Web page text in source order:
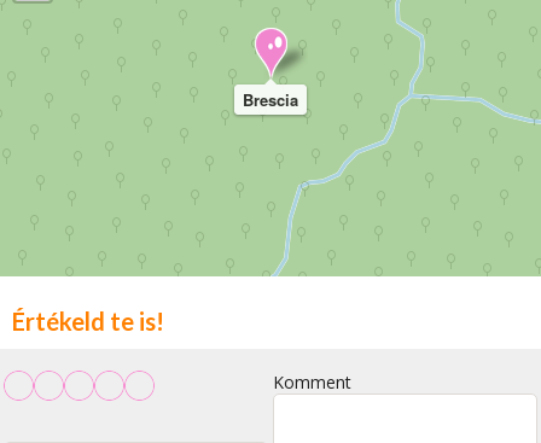
Brescia
Értékeld te is!
Komment